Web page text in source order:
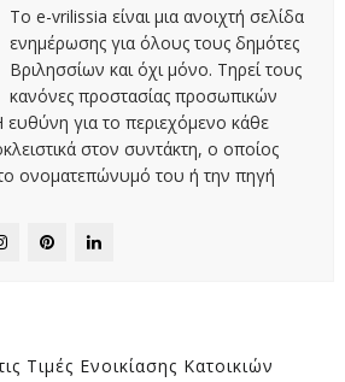
Το e-vrilissia είναι μια ανοιχτή σελίδα
ενημέρωσης για όλους τους δημότες
Βριλησσίων και όχι μόνο. Τηρεί τους
κανόνες προστασίας προσωπικών
για το περιεχόμενο κάθε
στον συντάκτη, ο οποίος
ονοματεπώνυμό του ή την πηγή
Τιμές Ενοικίασης Κατοικιών